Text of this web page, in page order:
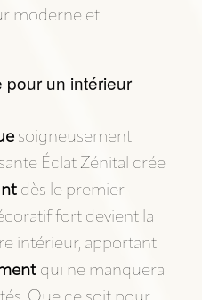
moderne et
pour un intérieur
soigneusement
Éclat Zénital crée
dès le premier
fort devient la
intérieur, apportant
qui ne manquera